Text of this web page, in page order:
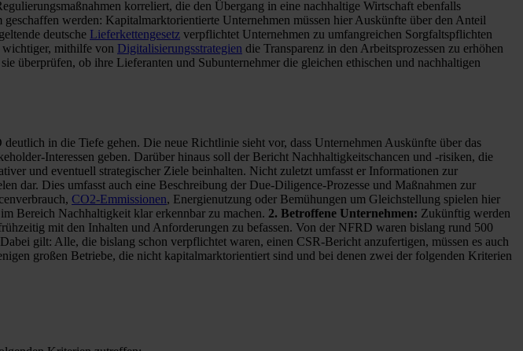
korreliert, die den Übergang in eine nachhaltige Wirtschaft ebenfalls
werden: Kapitalmarktorientierte Unternehmen müssen hier Auskünfte über den Anteil
deutsche Lieferkettengesetz verpflichtet Unternehmen zu umfangreichen Sorgfaltspflichten
wichtiger, mithilfe von Digitalisierungsstrategien die Transparenz in den Arbeitsprozessen zu erhöhen
überprüfen, ob ihre Lieferanten und Subunternehmer die gleichen ethischen und nachhaltigen
in die Tiefe gehen. Die neue Richtlinie sieht vor, dass Unternehmen Auskünfte über das
Interessen geben. Darüber hinaus soll der Bericht Nachhaltigkeitschancen und -risiken, die
und eventuell strategischer Ziele beinhalten. Nicht zuletzt umfasst er Informationen zur
dar. Dies umfasst auch eine Beschreibung der Due-Diligence-Prozesse und Maßnahmen zur
CO2-Emmissionen, Energienutzung oder Bemühungen um Gleichstellung spielen hier
Bereich Nachhaltigkeit klar erkennbar zu machen. 2. Betroffene Unternehmen: Zukünftig werden
mit den Inhalten und Anforderungen zu befassen. Von der NFRD waren bislang rund 500
gilt: Alle, die bislang schon verpflichtet waren, einen CSR-Bericht anzufertigen, müssen es auch
großen Betriebe, die nicht kapitalmarktorientiert sind und bei denen zwei der folgenden Kriterien